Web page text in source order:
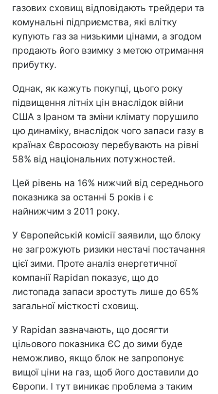
газових сховищ відповідають трейдери та
комунальні підприємства, які влітку
купують газ за низькими цінами, а згодом
продають його взимку з метою отримання
прибутку.
Однак, як кажуть покупці, цього року
підвищення літніх цін внаслідок війни
США з Іраном та зміни клімату порушило
цю динаміку, внаслідок чого запаси газу в
країнах Євросоюзу перебувають на рівні
58% від національних потужностей.
Цей рівень на 16% нижчий від середнього
показника за останні 5 років і є
найнижчим з 2011 року.
У Європейській комісії заявили, що блоку
не загрожують ризики нестачі постачання
цієї зими. Проте аналіз енергетичної
компанії Rapidan показує, що до
листопада запаси зростуть лише до 65%
загальної місткості сховищ.
У Rapidan зазначають, що досягти
цільового показника ЄС до зими буде
неможливо, якщо блок не запропонує
вищої ціни на газ, щоб його доставили до
Європи. І тут виникає проблема з таким